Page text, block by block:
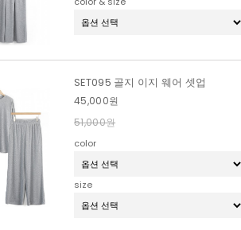
SET095 골지 이지 웨어 셋업
45,000원
51,000원
color
size